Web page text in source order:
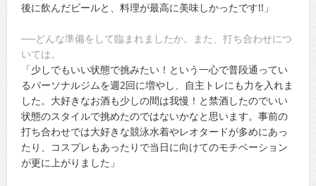
後に飲んだビールと、料理が最高に美味しかったです!!」
──どんな準備をして臨まれましたか。また、打ち合わせにつ
いては。
「少しでもいい状態で挑みたい！という一心で普段通ってい
るパーソナルジムを週2回に増やし、自主トレにも力を入れま
した。大好きなお酒も少しの間は我慢！と禁酒したのでいい
状態のスタイルで挑めたのではないかなと思います。事前の
打ち合わせでは大好きな競泳水着やレオタードが多めにあっ
たり、コスプレもあったりで当日に向けてのモチベーション
が更に上がりました」